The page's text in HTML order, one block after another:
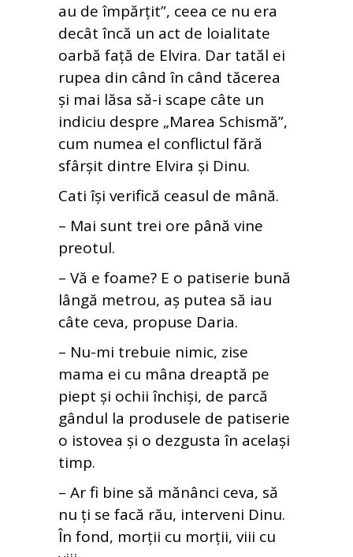
au de împărțit”, ceea ce nu era
decât încă un act de loialitate
oarbă față de Elvira. Dar tatăl ei
rupea din când în când tăcerea
și mai lăsa să-i scape câte un
indiciu despre „Marea Schismă”,
cum numea el conflictul fără
sfârșit dintre Elvira și Dinu.
Cati își verifică ceasul de mână.
– Mai sunt trei ore până vine
preotul.
– Vă e foame? E o patiserie bună
lângă metrou, aș putea să iau
câte ceva, propuse Daria.
– Nu-mi trebuie nimic, zise
mama ei cu mâna dreaptă pe
piept și ochii închiși, de parcă
gândul la produsele de patiserie
o istovea și o dezgusta în același
timp.
– Ar fi bine să mănânci ceva, să
nu ți se facă rău, interveni Dinu.
În fond, morții cu morții, viii cu